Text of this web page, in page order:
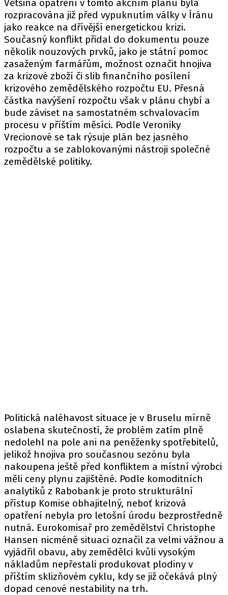
Většina opatření v tomto akčním plánu byla
rozpracována již před vypuknutím války v Íránu
jako reakce na dřívější energetickou krizi.
Současný konflikt přidal do dokumentu pouze
několik nouzových prvků, jako je státní pomoc
zasaženým farmářům, možnost označit hnojiva
za krizové zboží či slib finančního posílení
krizového zemědělského rozpočtu EU. Přesná
částka navýšení rozpočtu však v plánu chybí a
bude záviset na samostatném schvalovacím
procesu v příštím měsíci. Podle Veroniky
Vrecionové se tak rýsuje plán bez jasného
rozpočtu a se zablokovanými nástroji společné
zemědělské politiky.
Politická naléhavost situace je v Bruselu mírně
oslabena skutečností, že problém zatím plně
nedolehl na pole ani na peněženky spotřebitelů,
jelikož hnojiva pro současnou sezónu byla
nakoupena ještě před konfliktem a místní výrobci
měli ceny plynu zajištěné. Podle komoditních
analytiků z Rabobank je proto strukturální
přístup Komise obhajitelný, neboť krizová
opatření nebyla pro letošní úrodu bezprostředně
nutná. Eurokomisař pro zemědělství Christophe
Hansen nicméně situaci označil za velmi vážnou a
vyjádřil obavu, aby zemědělci kvůli vysokým
nákladům nepřestali produkovat plodiny v
příštím sklizňovém cyklu, kdy se již očekává plný
dopad cenové nestability na trh.